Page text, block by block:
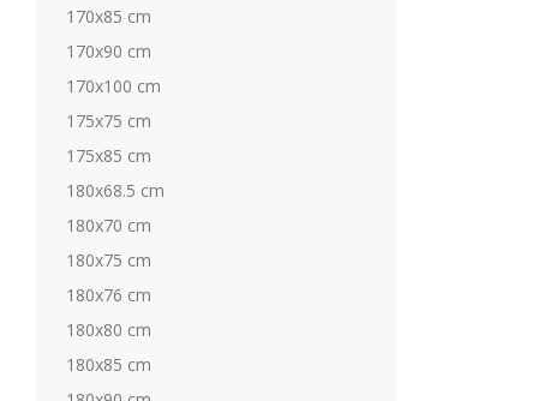
170x85 cm
170x90 cm
170x100 cm
175x75 cm
175x85 cm
180x68.5 cm
180x70 cm
180x75 cm
180x76 cm
180x80 cm
180x85 cm